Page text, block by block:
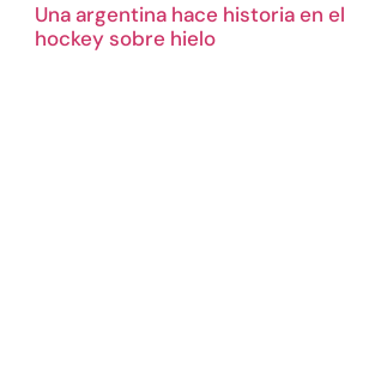
Una argentina hace historia en el
hockey sobre hielo